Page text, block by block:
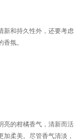
新和持久性外，还要考虑
氛。
亮的柑橘香气，清新而活
柔美。尽管香气清淡，